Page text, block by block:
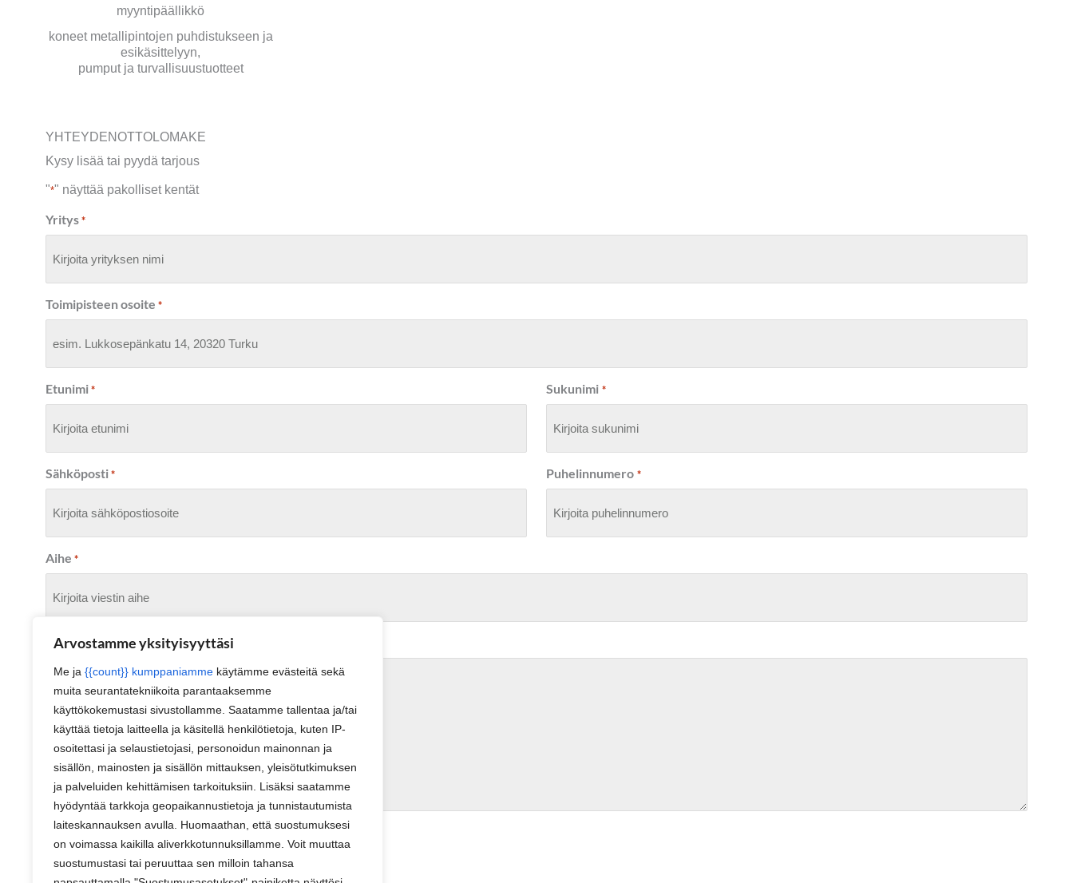
Arvostamme yksityisyyttäsi
Me ja {{count}} kumppaniamme käytämme evästeitä sekä
muita seurantatekniikoita parantaaksemme
käyttökokemustasi sivustollamme. Saatamme tallentaa ja/tai
käyttää tietoja laitteella ja käsitellä henkilötietoja, kuten IP-
osoitettasi ja selaustietojasi, personoidun mainonnan ja
sisällön, mainosten ja sisällön mittauksen, yleisötutkimuksen
ja palveluiden kehittämisen tarkoituksiin. Lisäksi saatamme
hyödyntää tarkkoja geopaikannustietoja ja tunnistautumista
laiteskannauksen avulla. Huomaathan, että suostumuksesi
on voimassa kaikilla aliverkkotunnuksillamme. Voit muuttaa
suostumustasi tai peruuttaa sen milloin tahansa
myyntipäällikkö
koneet metallipintojen puhdistukseen ja
esikäsittelyyn,
pumput ja turvallisuustuotteet
YHTEYDENOTTOLOMAKE
Kysy lisää tai pyydä tarjous
"*" näyttää pakolliset kentät
Yritys *
Toimipisteen osoite *
Etunimi * Sukunimi *
Sähköposti * Puhelinnumero *
Aihe *
Viesti *